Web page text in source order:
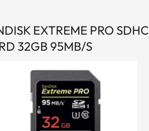
EXTREME PRO SDHC
32GB 95MB/S